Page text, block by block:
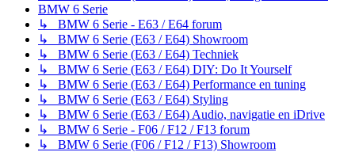
BMW 6 Serie
↳ BMW 6 Serie - E63 / E64 forum
↳ BMW 6 Serie (E63 / E64) Showroom
↳ BMW 6 Serie (E63 / E64) Techniek
↳ BMW 6 Serie (E63 / E64) DIY: Do It Yourself
↳ BMW 6 Serie (E63 / E64) Performance en tuning
↳ BMW 6 Serie (E63 / E64) Styling
↳ BMW 6 Serie (E63 / E64) Audio, navigatie en iDrive
↳ BMW 6 Serie - F06 / F12 / F13 forum
↳ BMW 6 Serie (F06 / F12 / F13) Showroom